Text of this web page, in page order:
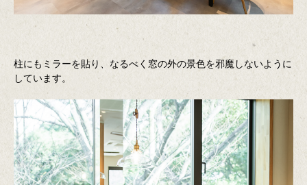
柱にもミラーを貼り、なるべく窓の外の景色を邪魔しないように
しています。